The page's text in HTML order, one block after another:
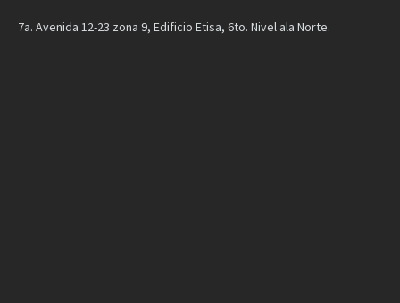
7a. Avenida 12-23 zona 9, Edificio Etisa, 6to. Nivel ala Norte.